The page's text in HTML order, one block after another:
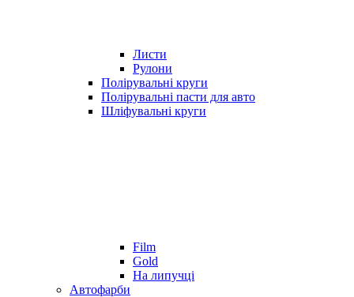
Листи
Рулони
Полірувальні круги
Полірувальні пасти для авто
Шліфувальні круги
Film
Gold
На липучці
Автофарби